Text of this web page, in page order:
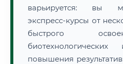
варьируется: вы
экспресс-курсы от
быстрого
повышения